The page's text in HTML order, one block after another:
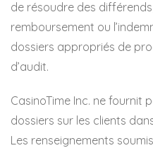
de résoudre des
remboursement ou
dossiers appropriés de
d’audit.
CasinoTime Inc. ne fournit
dossiers sur les clients
Les renseignements